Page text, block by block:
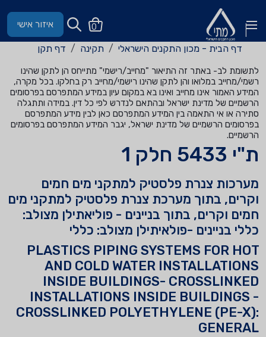
0 איזור אישי
דף הבית - מכון התקנים הישראלי תקינה דף תקן
לתשומת לב- באתר זה התיאור "מחייב/רישמי" מתייחס הן לתקן שהינו
רשמי/מחייב במלואו והן לתקן שהינו רישמי/מחייב רק בחלקו. בכל מקרה,
המידע האמור אינו מחייב ואינו בא במקום עיון במידע המתפרסם בפרסומים
הרשמיים של מדינת ישראל ובהתאם לנדרש לפי כל דין. במידה ותתגלה
סתירה או אי התאמה בין המידע המתפרסם כאן לבין מידע המתפרסם
בפרסומים הרשמיים של מדינת ישראל, יגבר המידע המתפרסם בפרסומים
הרשמיים.
ת"י 5433 חלק 1
מערכות צנרת פלסטיק למתקני מים חמים
וקרים, בתוך מערכת צנרת פלסטיק למתקני מים
חמים וקרים, בתוך בניינים - פוליאתילן מצולב:
כללי בניינים -פולאיתילן מצולב: כללי
PLASTICS PIPING SYSTEMS FOR HOT
AND COLD WATER INSTALLATIONS
INSIDE BUILDINGS- CROSSLINKED
INSTALLATIONS INSIDE BUILDINGS -
CROSSLINKED POLYETHYLENE (PE-X):
GENERAL